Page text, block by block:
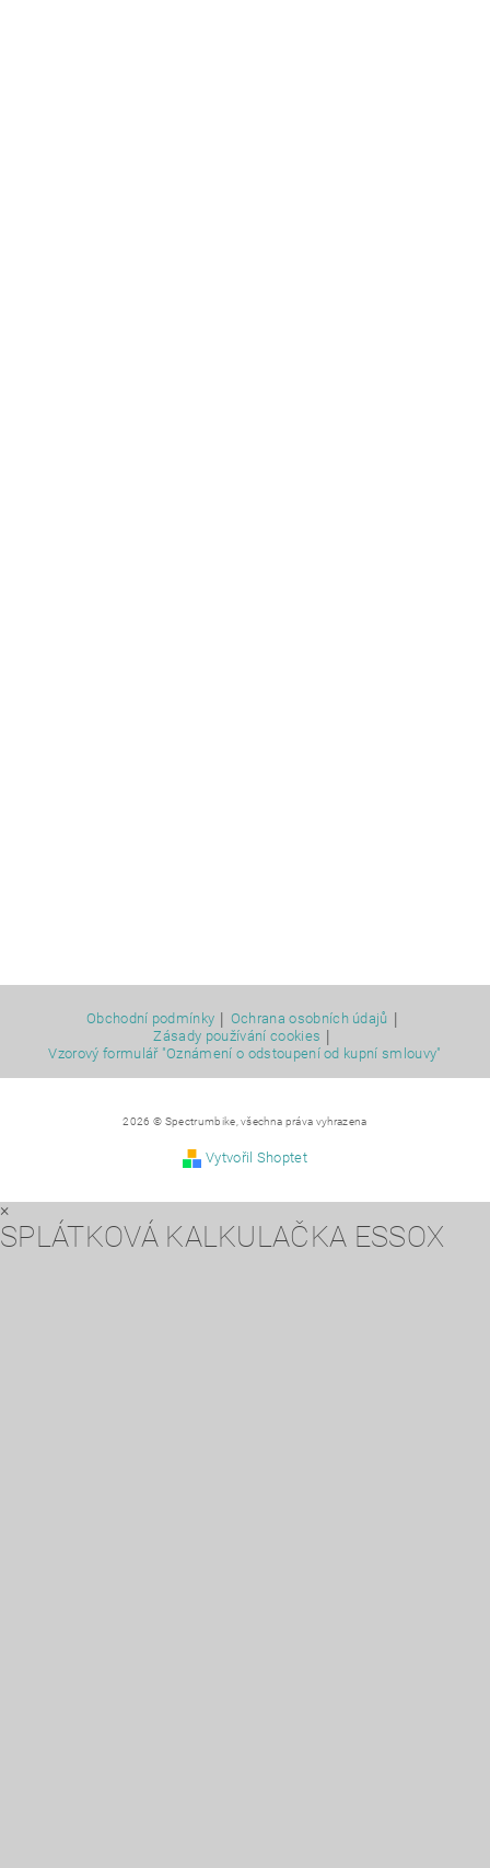
Obchodní podmínky Ochrana osobních údajů
Zásady používání cookies
Vzorový formulář "Oznámení o odstoupení od kupní smlouvy"
2026 © Spectrumbike, všechna práva vyhrazena
Vytvořil Shoptet
×
SPLÁTKOVÁ KALKULAČKA ESSOX